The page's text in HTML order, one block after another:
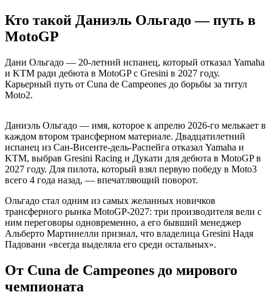
Кто такой Даниэль Ольгадо — путь в
MotoGP
Дани Ольгадо — 20-летний испанец, который отказал Yamaha
и KTM ради дебюта в MotoGP с Gresini в 2027 году.
Карьерный путь от Cuna de Campeones до борьбы за титул
Moto2.
Даниэль Ольгадо — имя, которое к апрелю 2026-го мелькает в
каждом втором трансферном материале. Двадцатилетний
испанец из Сан-Висенте-дель-Распейга отказал Yamaha и
KTM, выбрав Gresini Racing и Дукати для дебюта в MotoGP в
2027 году. Для пилота, который взял первую победу в Moto3
всего 4 года назад, — впечатляющий поворот.
Ольгадо стал одним из самых желанных новичков
трансферного рынка MotoGP-2027: три производителя вели с
ним переговоры одновременно, а его бывший менеджер
Альберто Мартинелли признал, что владелица Gresini Надя
Падовани «всегда выделяла его среди остальных».
От Cuna de Campeones до мирового
чемпионата